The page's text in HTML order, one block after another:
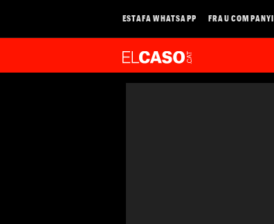
ESTAFA WHATSAPP FRAU